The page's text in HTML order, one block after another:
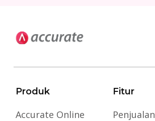
Produk
Accurate Online
Fitur
Penjualan